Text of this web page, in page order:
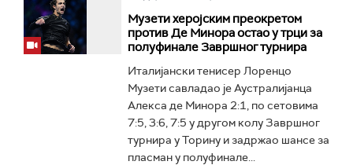
Музети херојским преокретом
против Де Минора остао у трци за
полуфинале Завршног турнира
Италијански тенисер Лоренцо
Музети савладао је Аустралијанца
Алекса де Минора 2:1, по сетовима
7:5, 3:6, 7:5 у другом колу Завршног
турнира у Торину и задржао шансе за
пласман у полуфинале...